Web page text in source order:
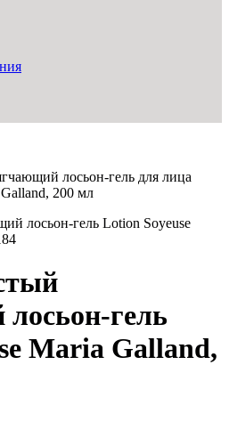
лосьон-гель для лица
200 мл
лосьон-гель Lotion Soyeuse
гель
Maria Galland,